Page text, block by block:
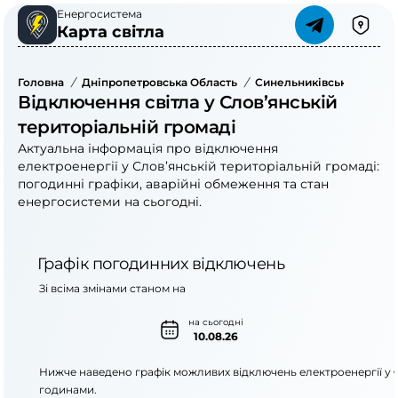
Енергосистема
Карта світла
Головна / Дніпропетровська Область / Синельниківський Район
Відключення світла у Слов’янській
територіальній громаді
Актуальна інформація про відключення
електроенергії у Слов’янській територіальній громаді:
погодинні графіки, аварійні обмеження та стан
енергосистеми на сьогодні.
Графік погодинних відключень
на сьогодні
10.08.26
Зі всіма змінами станом на
Нижче наведено графік можливих відключень електроенергії у
годинами.